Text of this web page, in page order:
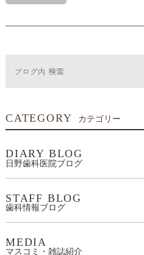
CATEGORY カテゴリー
DIARY BLOG
日野歯科医院ブログ
STAFF BLOG
歯科情報ブログ
MEDIA
マスコミ・雑誌紹介